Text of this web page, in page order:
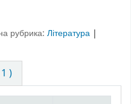
рубрика: Література |
)